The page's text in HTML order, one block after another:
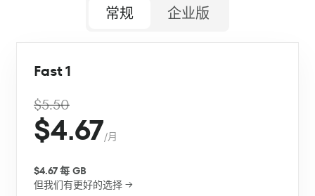
常规 企业版
Fast 1
$5.50
$4.67/月
$4.67 每 GB
但我们有更好的选择 →